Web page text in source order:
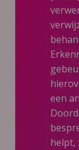
een
helpt,